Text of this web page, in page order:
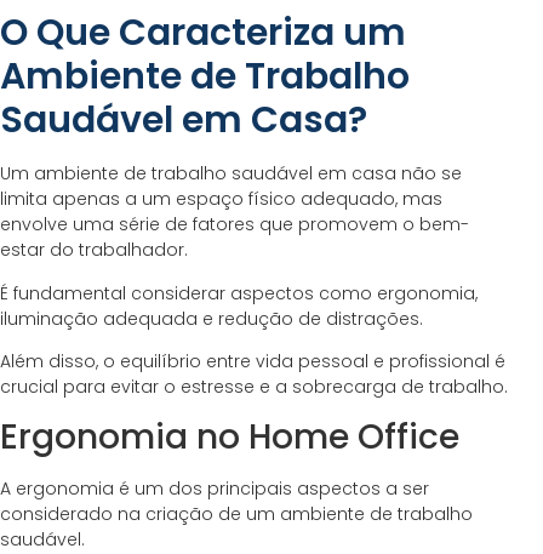
O Que Caracteriza um
Ambiente de Trabalho
Saudável em Casa?
Um ambiente de trabalho saudável em casa não se
limita apenas a um espaço físico adequado, mas
envolve uma série de fatores que promovem o bem-
estar do trabalhador.
É fundamental considerar aspectos como ergonomia,
iluminação adequada e redução de distrações.
Além disso, o equilíbrio entre vida pessoal e profissional é
crucial para evitar o estresse e a sobrecarga de trabalho.
Ergonomia no Home Office
A ergonomia é um dos principais aspectos a ser
considerado na criação de um ambiente de trabalho
saudável.